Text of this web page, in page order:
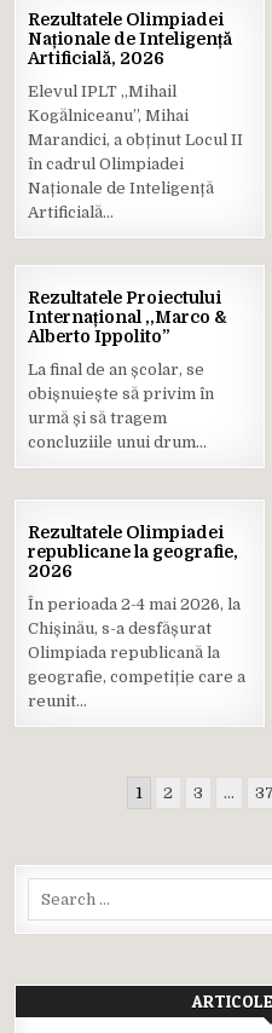
08
IUN.
2026
in
Rezultatele Olimpiadei
Naționale de Inteligență
Artificială, 2026
Elevul IPLT ,,Mihail
Kogălniceanu”, Mihai
Marandici, a obținut Locul II
în cadrul Olimpiadei
Naționale de Inteligență
Artificială…
26
MAI
2026
in
Rezultatele Proiectului
Internațional ,,Marco &
Alberto Ippolito”
La final de an școlar, se
obișnuiește să privim în
urmă și să tragem
concluziile unui drum…
04
MAI
2026
in
Rezultatele Olimpiadei
republicane la geografie,
2026
În perioada 2-4 mai 2026, la
Chișinău, s-a desfășurat
Olimpiada republicană la
geografie, competiție care a
reunit…
Paginație
1 2 3 … 37